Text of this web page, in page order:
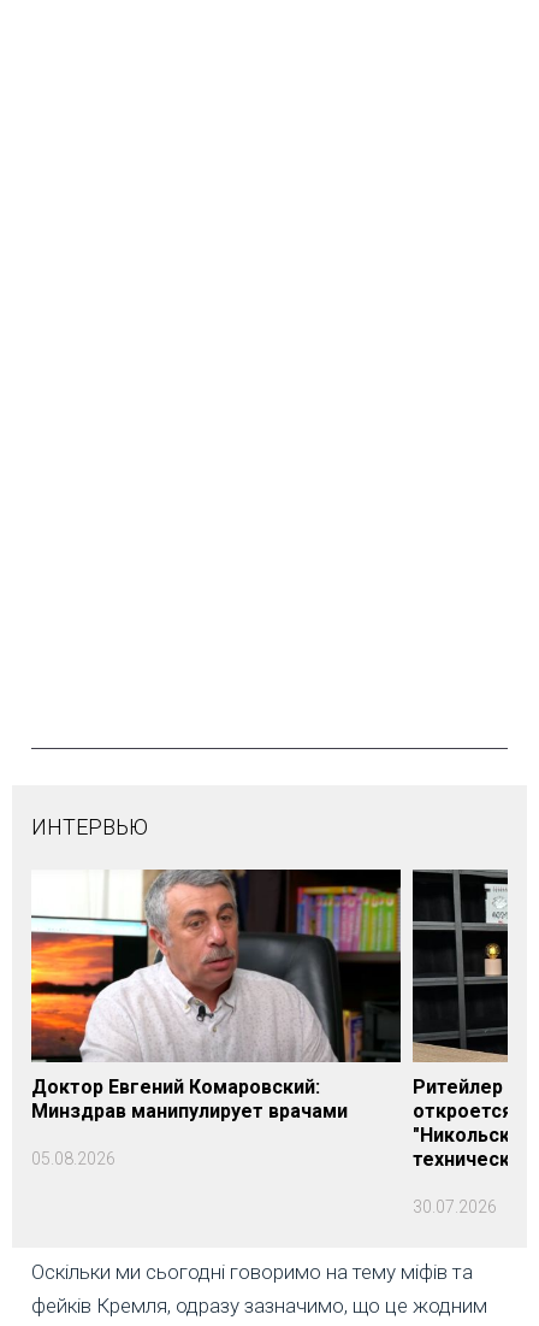
ИНТЕРВЬЮ
Доктор Евгений Комаровский:
Минздрав манипулирует врачами
05.08.2026
Ритейлер
откроется
технических
30.07.2026
Оскільки ми сьогодні говоримо на тему міфів та
фейків Кремля, одразу зазначимо, що це жодним